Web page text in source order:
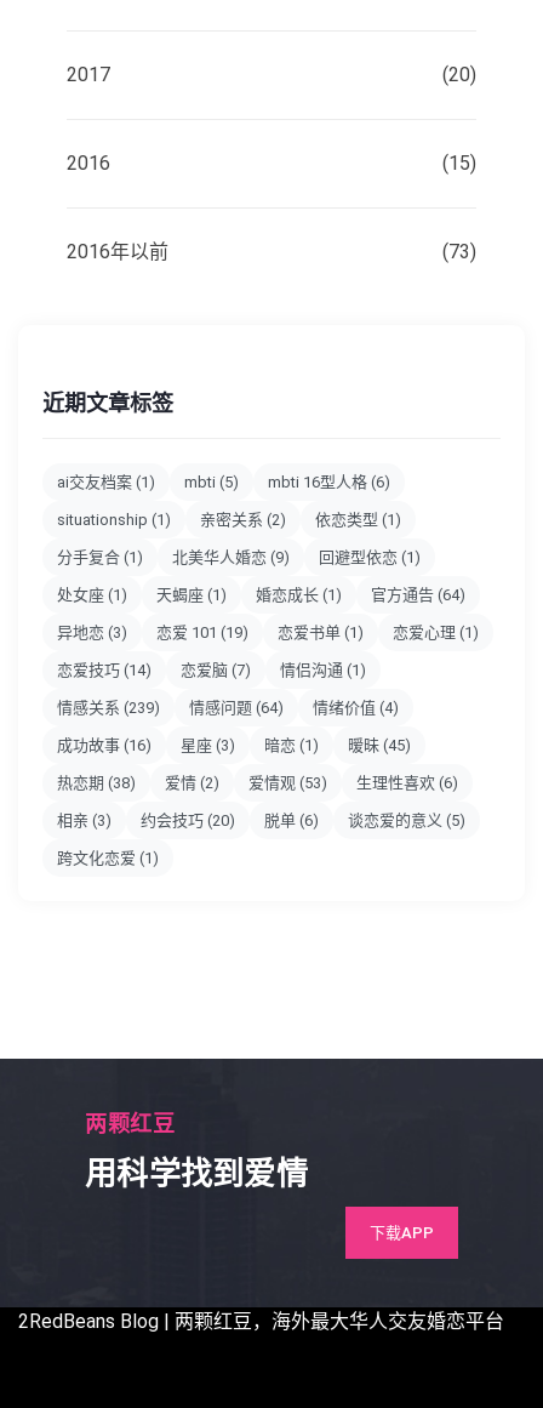
2017 (20)
2016 (15)
2016年以前 (73)
近期文章标签
ai交友档案 (1) mbti (5) mbti 16型人格 (6)
situationship (1) 亲密关系 (2) 依恋类型 (1)
分手复合 (1) 北美华人婚恋 (9) 回避型依恋 (1)
处女座 (1) 天蝎座 (1) 婚恋成长 (1) 官方通告 (64)
异地恋 (3) 恋爱 101 (19) 恋爱书单 (1) 恋爱心理 (1)
恋爱技巧 (14) 恋爱脑 (7) 情侣沟通 (1)
情感关系 (239) 情感问题 (64) 情绪价值 (4)
成功故事 (16) 星座 (3) 暗恋 (1) 暧昧 (45)
热恋期 (38) 爱情 (2) 爱情观 (53) 生理性喜欢 (6)
相亲 (3) 约会技巧 (20) 脱单 (6) 谈恋爱的意义 (5)
跨文化恋爱 (1)
两颗红豆
用科学找到爱情
下载APP
2RedBeans Blog | 两颗红豆，海外最大华人交友婚恋平台